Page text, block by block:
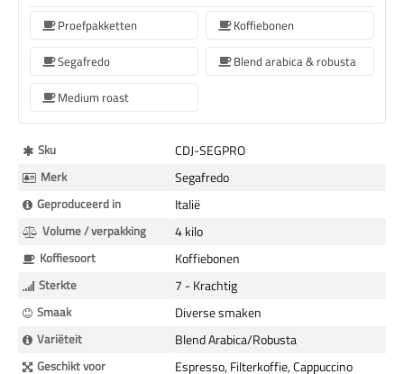
Proefpakketten
Koffiebonen
Segafredo
Blend arabica & robusta
Medium roast
Meer
Informatie
Sku CDJ-SEGPRO
Merk Segafredo
Geproduceerd in Italië
Volume / verpakking 4 kilo
Koffiesoort Koffiebonen
Sterkte 7 - Krachtig
Smaak Diverse smaken
Variëteit Blend Arabica/Robusta
Geschikt voor Espresso, Filterkoffie, Cappuccino